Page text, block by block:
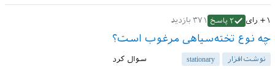
+۱ رای ۲ پاسخ ۳۷۱ بازدید
چه نوع تخته‌سیاهی مرغوب است؟
نوشت‌افزار stationary سوال کرد